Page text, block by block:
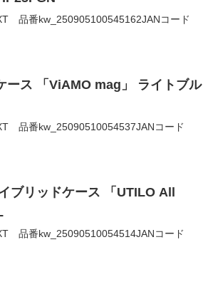
品番kw_250905100545162JANコード
ース 「ViAMO mag」 ライトブル
品番kw_25090510054537JANコード
ブリッドケース 「UTILO All
品番kw_25090510054514JANコード